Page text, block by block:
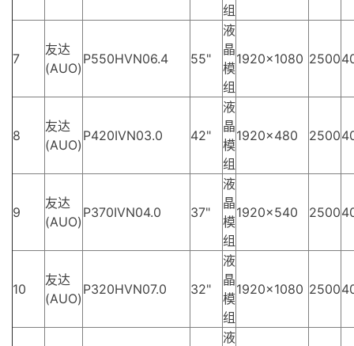
组
7
友达
(AUO)
P550HVN06.4 55"
液
晶
模
组
1920×1080 2500
8
友达
(AUO)
P420IVN03.0 42"
液
晶
模
组
1920×480 2500
9
友达
(AUO)
P370IVN04.0 37"
液
晶
模
组
1920×540 2500
10
友达
(AUO)
P320HVN07.0 32"
液
晶
模
组
1920×1080 2500
液